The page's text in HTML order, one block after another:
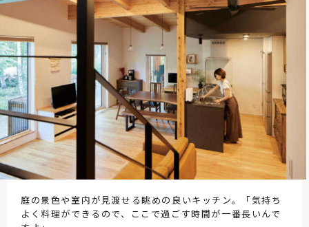
庭の景色や室内が見渡せる眺めの良いキッチン。「気持ち
よく料理ができるので、ここで過ごす時間が一番長いんで